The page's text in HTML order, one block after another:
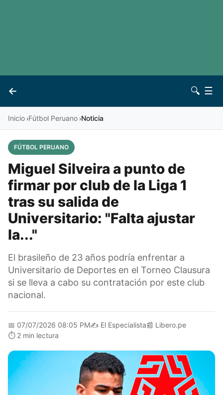
←
Vives 🔍 ☰
Inicio ›Fútbol Peruano ›Noticia
FÚTBOL PERUANO
Miguel Silveira a punto de
firmar por club de la Liga 1
tras su salida de
Universitario: "Falta ajustar
la..."
El brasileño de 23 años podría enfrentar a
Universitario de Deportes en el Torneo Clausura
si se lleva a cabo su contratación por este club
nacional.
📅 07/07/2026 08:05 PM✍️ El Especialista📰 Libero.pe
⏱️ 2 min lectura